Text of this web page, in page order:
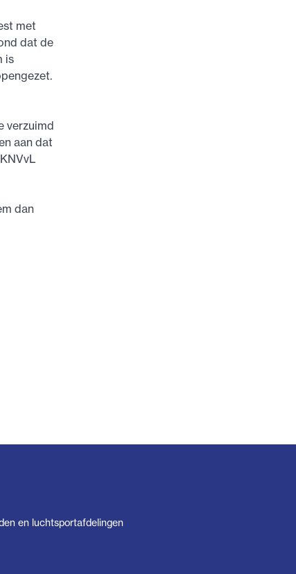
met
dat de
is
verzuimd
aan dat
dan
en luchtsportafdelingen